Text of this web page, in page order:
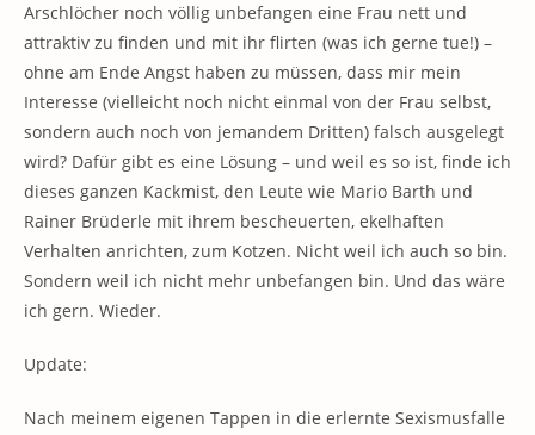
Arschlöcher noch völlig unbefangen eine Frau nett und
attraktiv zu finden und mit ihr flirten (was ich gerne tue!) –
ohne am Ende Angst haben zu müssen, dass mir mein
Interesse (vielleicht noch nicht einmal von der Frau selbst,
sondern auch noch von jemandem Dritten) falsch ausgelegt
wird? Dafür gibt es eine Lösung – und weil es so ist, finde ich
dieses ganzen Kackmist, den Leute wie Mario Barth und
Rainer Brüderle mit ihrem bescheuerten, ekelhaften
Verhalten anrichten, zum Kotzen. Nicht weil ich auch so bin.
Sondern weil ich nicht mehr unbefangen bin. Und das wäre
ich gern. Wieder.
Update:
Nach meinem eigenen Tappen in die erlernte Sexismusfalle